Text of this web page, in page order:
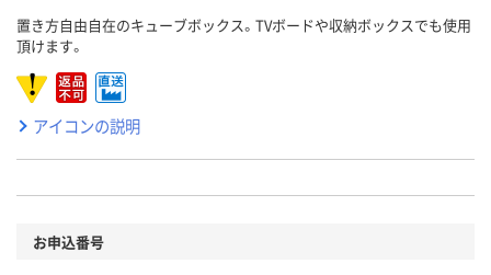
置き方自由自在のキューブボックス。TVボードや収納ボックスでも使用
頂けます。
アイコンの説明
お申込番号